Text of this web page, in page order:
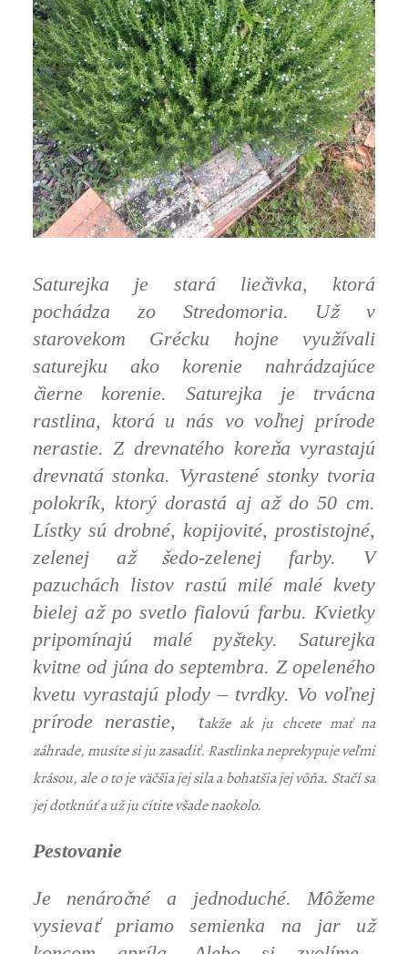
Saturejka je stará liečivka, ktorá
pochádza zo Stredomoria. Užv
starovekom Grécku hojne využívali
saturejku ako korenie nahrádzajúce
čierne korenie. Saturejka je trvácna
rastlina, ktorá u nás vo voľnej prírode
nerastie. Z drevnatého koreňa vyrastajú
drevnatá stonka. Vyrastené stonky tvoria
polokrík, ktorý dorastá aj aždo 50 cm.
Lístky sú drobné, kopijovité, prostistojné,
zelenej až šedo-zelenej farby. V
pazuchách listov rastú milé malé kvety
bielej ažpo svetlo fialovú farbu. Kvietky
pripomínajú malé pyšteky. Saturejka
kvitne od júna do septembra. Z opeleného
kvetu vyrastajú plody – tvrdky. Vo voľnej
prírode nerastie, takže ak ju chcete mať na
záhrade, musíte si ju zasadiť. Rastlinka neprekypuje veľmi
krásou, ale o to je väčšia jej sila a bohatšia jej vôňa. Stačí sa
jej dotknúť a už ju cítite všade naokolo.
Pestovanie
Je nenáročné a jednoduché. Môžeme
vysievaťpriamo semienka na jar už